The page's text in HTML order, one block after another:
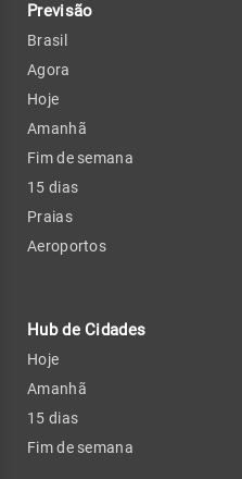
Previsão
Brasil
Agora
Hoje
Amanhã
Fim de semana
15 dias
Praias
Aeroportos
Hub de Cidades
Hoje
Amanhã
15 dias
Fim de semana